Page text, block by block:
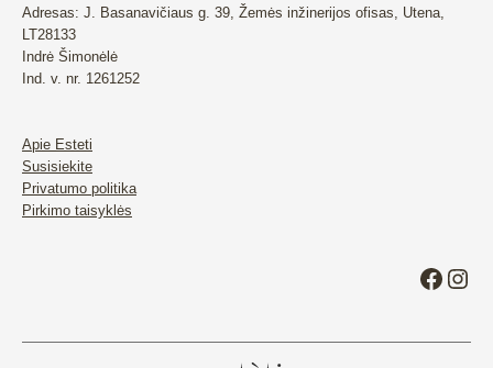
Adresas: J. Basanavičiaus g. 39, Žemės inžinerijos ofisas, Utena,
LT28133
Indrė Šimonėlė
Ind. v. nr. 1261252
Apie Esteti
Susisiekite
Privatumo politika
Pirkimo taisyklės